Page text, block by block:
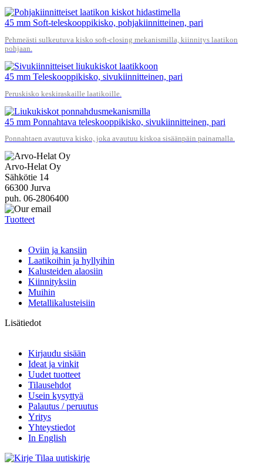
45 mm Soft-teleskooppikisko, pohjakiinnitteinen, pari
Pehmeästi sulkeutuva kisko soft-closing mekanismilla, kiinnitys laatikon
pohjaan.
45 mm Teleskooppikisko, sivukiinnitteinen, pari
Peruskisko keskiraskaille laatikoille.
45 mm Ponnahtava teleskooppikisko, sivukiinnitteinen, pari
Ponnahtaen avautuva kisko, joka avautuu kiskoa sisäänpäin painamalla.
Arvo-Helat Oy
Sähkötie 14
66300 Jurva
puh. 06-2806400
Tuotteet
Oviin ja kansiin
Laatikoihin ja hyllyihin
Kalusteiden alaosiin
Kiinnityksiin
Muihin
Metallikalusteisiin
Lisätiedot
Kirjaudu sisään
Ideat ja vinkit
Uudet tuotteet
Tilausehdot
Usein kysyttyä
Palautus / peruutus
Yritys
Yhteystiedot
In English
Tilaa uutiskirje